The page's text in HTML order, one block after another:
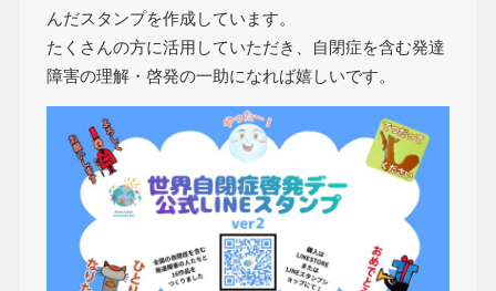
んだスタンプを作成しています。
たくさんの方に活用していただき、自閉症を含む発達
障害の理解・啓発の一助になれば嬉しいです。